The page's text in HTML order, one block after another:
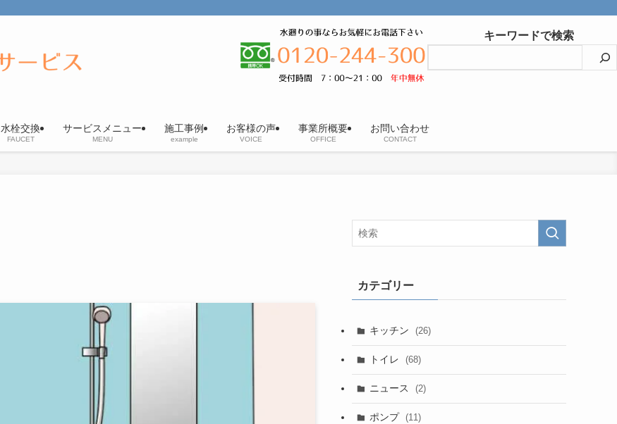
水栓交換
FAUCET
サービスメニュー
MENU
施工事例
example
お客様の声
VOICE
事業所概要
OFFICE
お問い合わせ
CONTACT
キーワードで検索
カテゴリー
キッチン (26)
トイレ (68)
ニュース (2)
ポンプ (11)